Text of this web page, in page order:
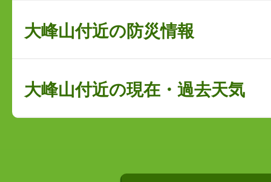
大峰山付近の防災情報
大峰山付近の現在・過去天気